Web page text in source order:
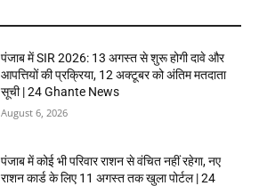
पंजाब में SIR 2026: 13 अगस्त से शुरू होगी दावे और
आपत्तियों की प्रक्रिया, 12 अक्टूबर को अंतिम मतदाता
सूची | 24 Ghante News
August 6, 2026
पंजाब में कोई भी परिवार राशन से वंचित नहीं रहेगा, नए
राशन कार्ड के लिए 11 अगस्त तक खुला पोर्टल | 24